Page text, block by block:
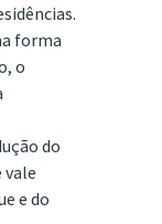
forma
o
do
vale
e do